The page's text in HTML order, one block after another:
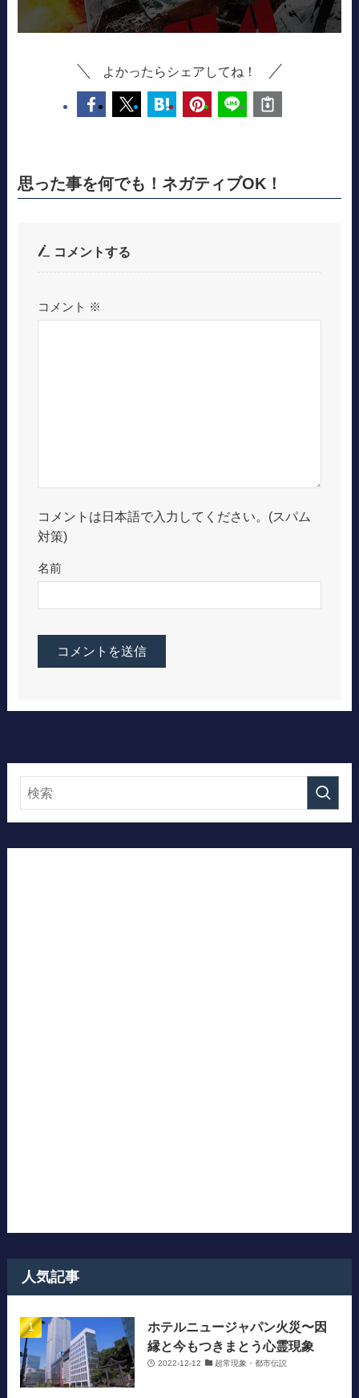
よかったらシェアしてね！
思った事を何でも！ネガティブOK！
コメントする
コメント ※
コメントは日本語で入力してください。(スパム
対策)
名前
人気記事
ホテルニュージャパン火災〜因
縁と今もつきまとう心霊現象
2022-12-12 超常現象・都市伝説